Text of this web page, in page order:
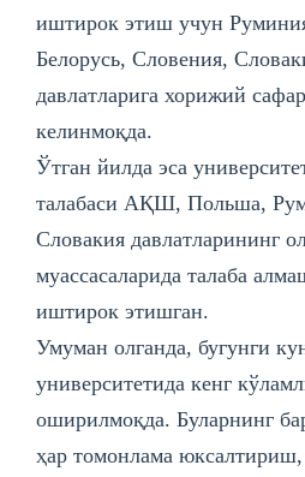
иштирок этиш учун
Белорусь, Словения,
давлатларига хорижий
келинмоқда.
Ўтган йилда эса
талабаси АҚШ, Польша,
Словакия давлатларининг
муассасаларида талаба
иштирок этишган.
Умуман олганда, бугунги
университетида кенг
оширилмоқда. Буларнинг
ҳар томонлама юксалтириш,